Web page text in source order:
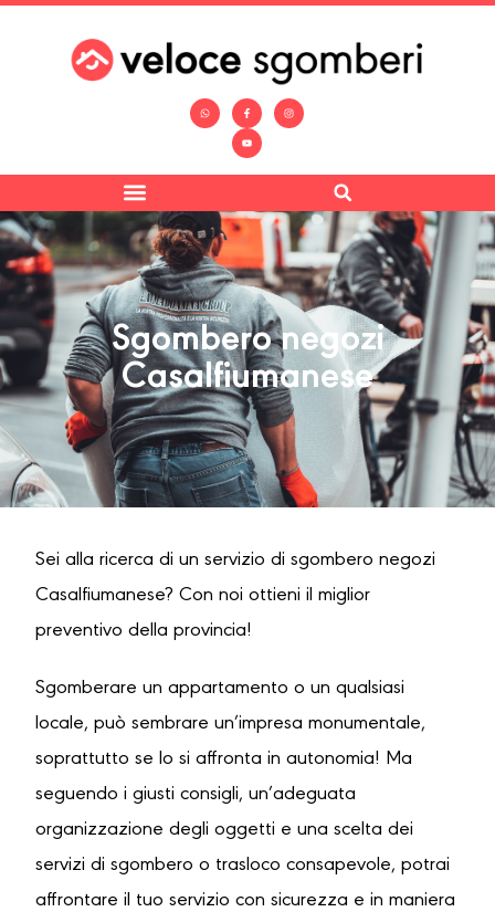
Sgombero negozi
Casalfiumanese
Sei alla ricerca di un servizio di sgombero negozi
Casalfiumanese? Con noi ottieni il miglior
preventivo della provincia!
Sgomberare un appartamento o un qualsiasi
locale, può sembrare un’impresa monumentale,
soprattutto se lo si affronta in autonomia! Ma
seguendo i giusti consigli, un’adeguata
organizzazione degli oggetti e una scelta dei
servizi di sgombero o trasloco consapevole, potrai
affrontare il tuo servizio con sicurezza e in maniera